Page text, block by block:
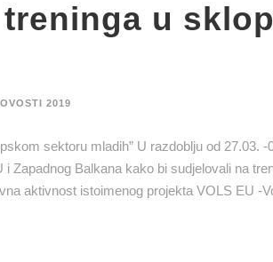
u
2019
sektoru mladih” U razdoblju od 27.03. -
Zapadnog Balkana kako bi sudjelovali na
aktivnost istoimenog projekta VOLS EU -